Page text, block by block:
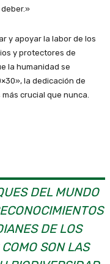
y apoyar la labor de los
y protectores de
la humanidad se
la dedicación de
crucial que nunca.
DEL MUNDO
DE LOS
SON LAS